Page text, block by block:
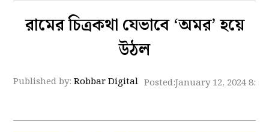
রামের চিত্রকথা যেভাবে ‘অমর’ হয়ে
উঠল
Published by:Robbar Digital Posted:January 12, 2024